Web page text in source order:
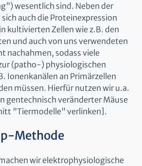
wesentlich sind. Neben der
auch die Proteinexpression
kultivierten Zellen wie z.B. den
und auch von uns verwendeten
nachahmen, sodass viele
(patho-) physiologischen
Ionenkanälen an Primärzellen
müssen. Hierfür nutzen wir u.a.
gentechnisch veränderter Mäuse
"Tiermodelle" verlinken].
Methode
wir elektrophysiologische